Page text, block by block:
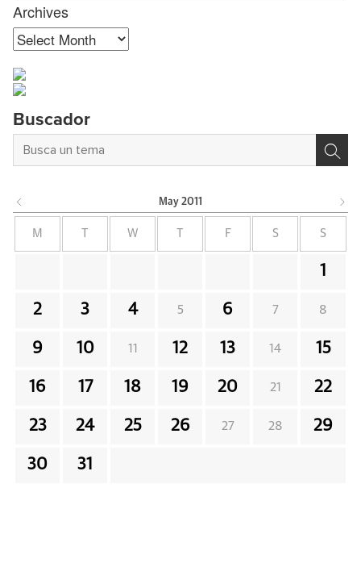
Archives
Archives
Buscador
May 2011
M T W T F S S
1
2 3 4 5 6 7 8
9 10 11 12 13 14 15
16 17 18 19 20 21 22
23 24 25 26 27 28 29
30 31